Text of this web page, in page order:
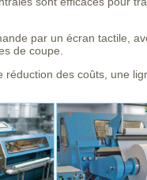
par un écran tactile,
de coupe.
réduction des coûts, une